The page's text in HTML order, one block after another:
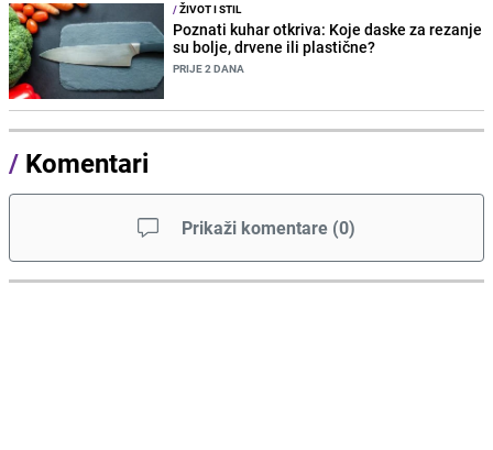
/ŽIVOT I STIL
Poznati kuhar otkriva: Koje daske za rezanje
su bolje, drvene ili plastične?
PRIJE 2 DANA
/ Komentari
Prikaži komentare (0)